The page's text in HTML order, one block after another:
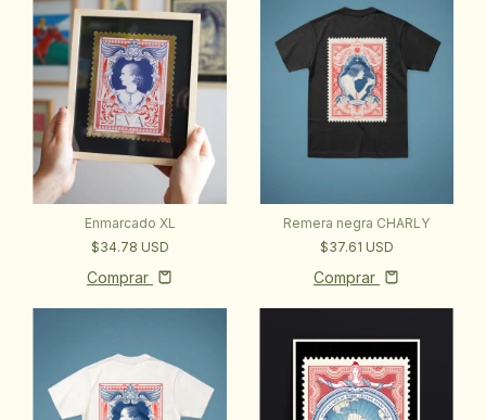
Enmarcado XL
$34.78 USD
Comprar
Remera negra CHARLY
$37.61 USD
Comprar